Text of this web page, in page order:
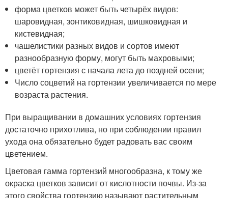
форма цветков может быть четырёх видов:
шаровидная, зонтиковидная, шишковидная и
кистевидная;
чашелистики разных видов и сортов имеют
разнообразную форму, могут быть махровыми;
цветёт гортензия с начала лета до поздней осени;
Число соцветий на гортензии увеличивается по мере
возраста растения.
При выращивании в домашних условиях гортензия
достаточно прихотлива, но при соблюдении правил
ухода она обязательно будет радовать вас своим
цветением.
Цветовая гамма гортензий многообразна, к тому же
окраска цветков зависит от кислотности почвы. Из-за
этого свойства гортензию называют растительным